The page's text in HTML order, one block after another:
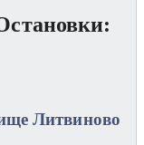
Литвиново